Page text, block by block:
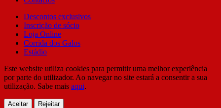
Descontos exclusivos
Inscrição de sócio
Loja Online
Corrida dos Galos
Estádio
Este website utiliza cookies para permitir uma melhor experiência
por parte do utilizador. Ao navegar no site estará a consentir a sua
utilização. Sabe mais aqui.
Aceitar Rejeitar